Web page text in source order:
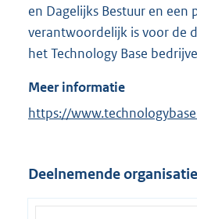
n
k
en Dagelijks Bestuur en een
verantwoordelijk is voor de
het Technology Base
Meer informatie
E
e
r
https://
Deelnemende